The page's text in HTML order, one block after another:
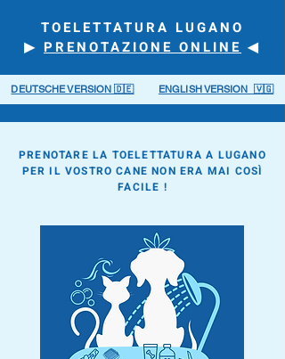
TOELETTATURA LUGANO
▶︎ PRENOTAZIONE ONLINE ◀︎
DEUTSCHE VERSION 🇩🇪 ENGLISH VERSION 🇻🇬
PRENOTARE LA TOELETTATURA A LUGANO
PER IL VOSTRO CANE NON ERA MAI COSÌ
FACILE !